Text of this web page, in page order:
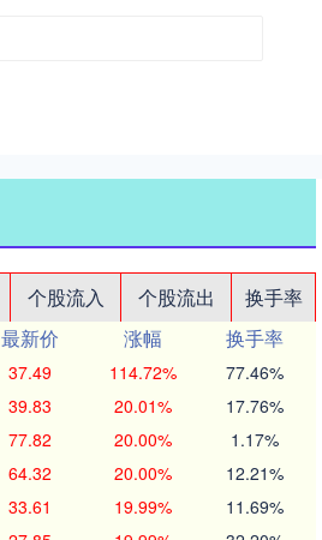
个股流入 个股流出
换手率
最新价 涨幅
换手率
37.49 114.72% 77.46%
39.83 20.01% 17.76%
77.82 20.00% 1.17%
64.32 20.00% 12.21%
33.61 19.99% 11.69%